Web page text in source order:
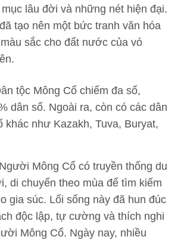
lâu đời và những nét hiện đại.
tạo nên một bức tranh văn hóa
sắc cho đất nước của vó
tộc Mông Cổ chiếm đa số,
dân số. Ngoài ra, còn có các dân
khác như Kazakh, Tuva, Buryat,
Mông Cổ có truyền thống du
di chuyển theo mùa để tìm kiếm
gia súc. Lối sống này đã hun đúc
độc lập, tự cường và thích nghi
Mông Cổ. Ngày nay, nhiều